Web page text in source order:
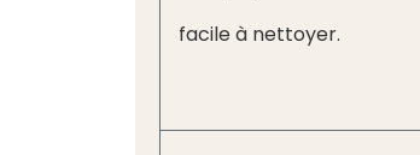
facile à nettoyer.